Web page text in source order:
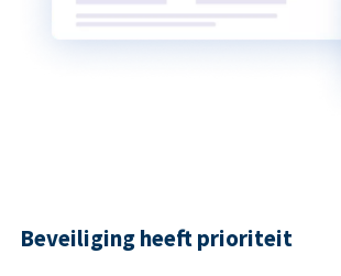
Beveiliging heeft prioriteit